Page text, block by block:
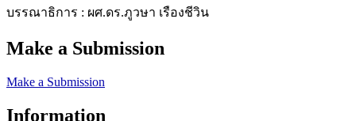
บรรณาธิการ : ผศ.ดร.ภูวษา เรืองชีวิน
Make a Submission
Make a Submission
Information